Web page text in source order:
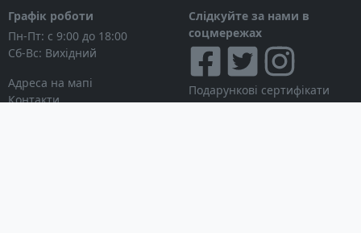
Графік роботи
Пн-Пт: с 9:00 до 18:00
Сб-Вс: Вихідний
Адреса на мапі
Контакти
Слідкуйте за нами в
соцмережах
Подарункові сертифікати
Дисконтні картки